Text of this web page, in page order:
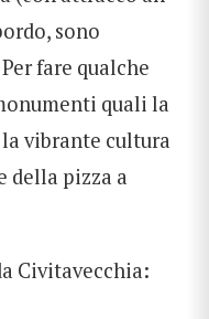
sono
fare qualche
quali la
vibrante cultura
della pizza a
Civitavecchia: